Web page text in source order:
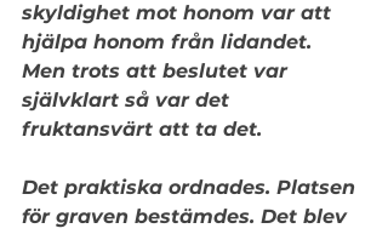
skyldighet mot honom var att
hjälpa honom från lidandet.
Men trots att beslutet var
självklart så var det
fruktansvärt att ta det.
Det praktiska ordnades. Platsen
för graven bestämdes. Det blev